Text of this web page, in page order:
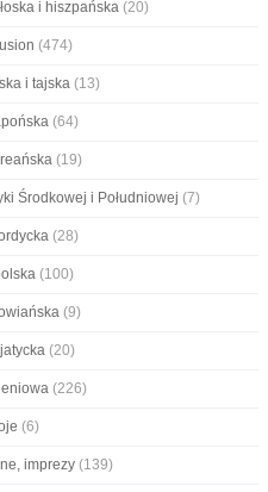
i hiszpańska(20)
(474)
i tajska(13)
(64)
(19)
Środkowej i Południowej (7)
(28)
(100)
(9)
(20)
(226)
(6)
imprezy(139)